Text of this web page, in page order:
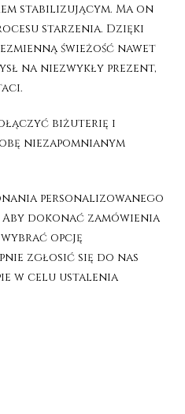
stabilizującym. Ma on
starzenia. Dzięki
świeżość nawet
na niezwykły prezent,
biżuterię i
niezapomnianym
personalizowanego
dokonać zamówienia
opcję
zgłosić się do nas
w celu ustalenia